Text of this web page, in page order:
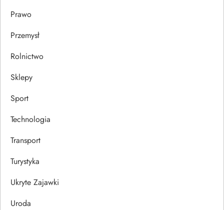
Prawo
Przemysł
Rolnictwo
Sklepy
Sport
Technologia
Transport
Turystyka
Ukryte Zajawki
Uroda